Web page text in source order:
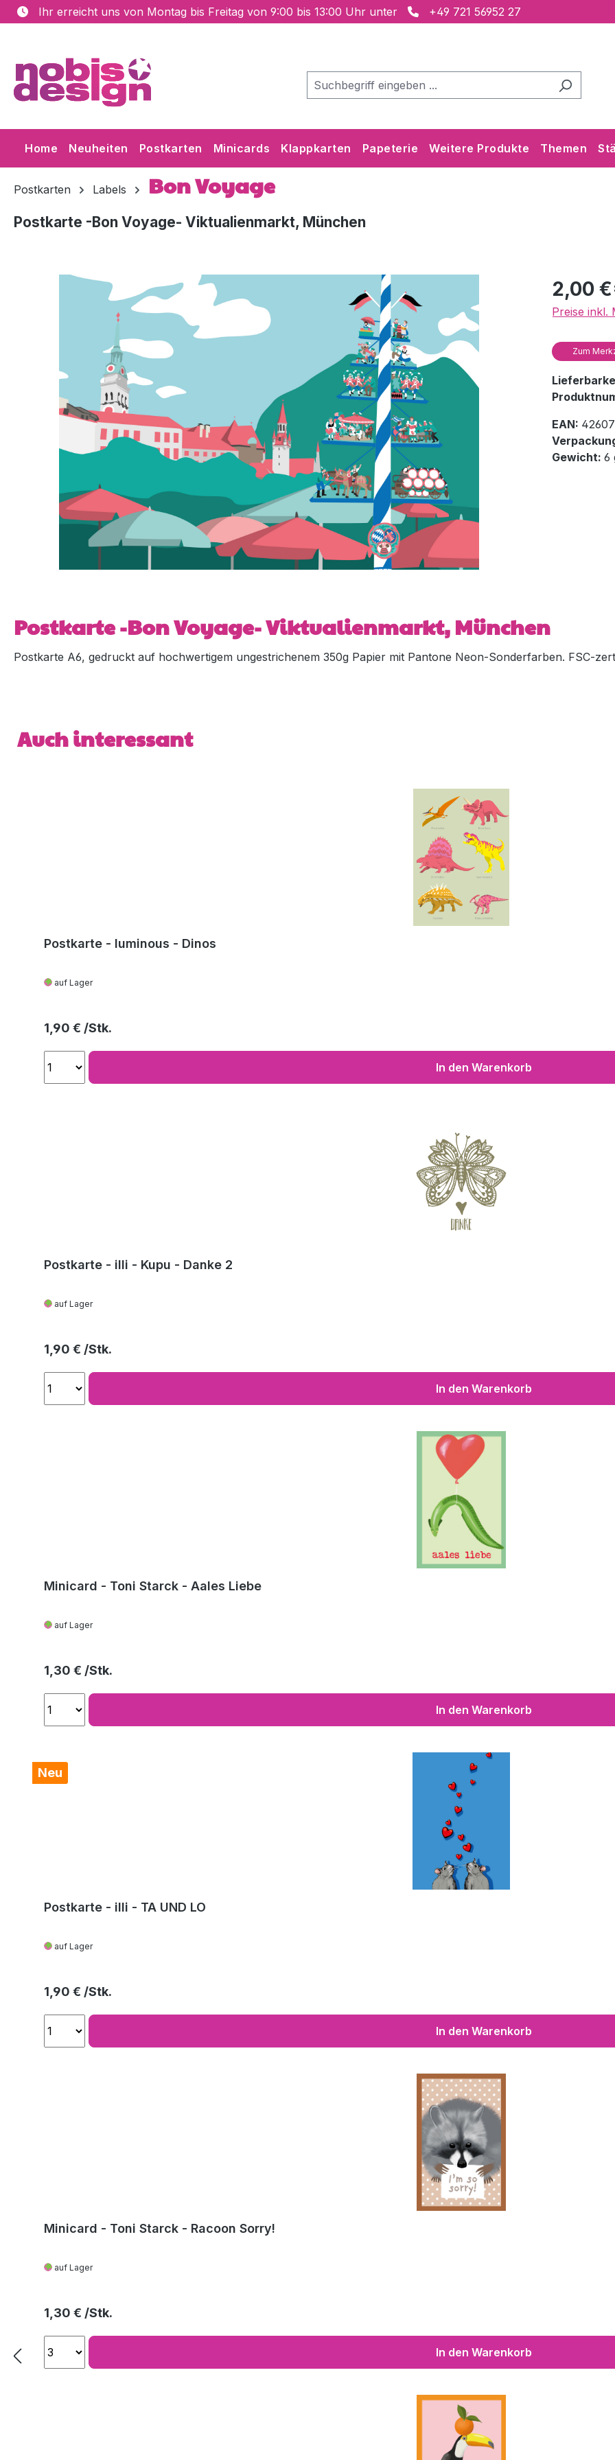
Hauptinhalt springen
Zur Suche springen
Zur Hauptnavigation springen
Ihr erreicht uns von Montag bis Freitag von 9:00 bis 13:00 Uhr unter +49 721 56952 27
Home Neuheiten Postkarten Minicards Klappkarten Papeterie Weitere Produkte Themen
Postkarten Labels Bon Voyage
Postkarte -Bon Voyage- Viktualienmarkt, München
Bildergalerie überspringen 2,00
Preise inkl.
Zum
EAN:
Gewicht: 6
Postkarte -Bon Voyage- Viktualienmarkt, München
Postkarte A6, gedruckt auf hochwertigem ungestrichenem 350g Papier mit Pantone Neon-Sonderfarben. FSC-
Produktgalerie überspringen
Auch interessant
Postkarte - luminous - Dinos
auf Lager
Regulärer Preis:
1,90 €
In den Warenkorb
Postkarte - illi - Kupu - Danke 2
auf Lager
Regulärer Preis:
1,90 €
In den Warenkorb
Minicard - Toni Starck - Aales Liebe
auf Lager
Regulärer Preis:
1,30 €
In den Warenkorb
Neu
Postkarte - illi - TA UND LO
auf Lager
Regulärer Preis:
1,90 €
In den Warenkorb
Minicard - Toni Starck - Racoon Sorry!
auf Lager
Regulärer Preis:
1,30 €
In den Warenkorb